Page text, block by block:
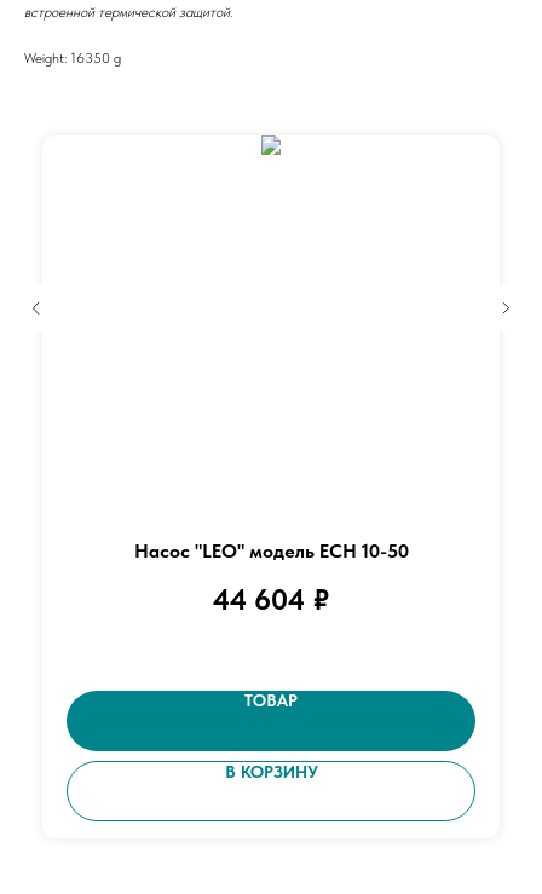
встроенной термической защитой.
Weight: 16350 g
Насос "LEO" модель ECH 10-50
44 604 ₽
ТОВАР
В КОРЗИНУ